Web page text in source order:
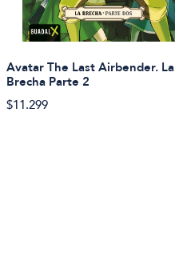
Avatar The Last Airbender. La
Brecha Parte 2
$11.299